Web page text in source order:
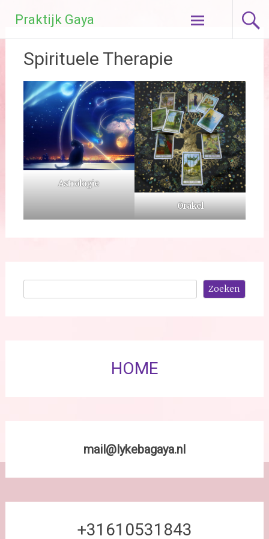
naar
de
inhoud
Praktijk Gaya
Spirituele Therapie
Astrologie
Orakel
Zoeken
HOME
mail@lykebagaya.nl
+31610531843